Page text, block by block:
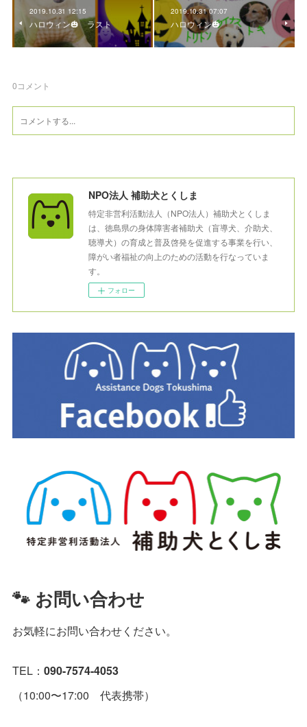
2019.10.31 12:15
ハロウィン🎃 ラスト
2019.10.31 07:07
ハロウィン🎃
0コメント
NPO法人 補助犬とくしま
特定非営利活動法人（NPO法人）補助犬とくしま
は、徳島県の身体障害者補助犬（盲導犬、介助犬、
聴導犬）の育成と普及啓発を促進する事業を行い、
障がい者福祉の向上のための活動を行なっていま
す。
フォロー
🐾 お問い合わせ
お気軽にお問い合わせください。
TEL：090-7574-4053
（10:00〜17:00 代表携帯）